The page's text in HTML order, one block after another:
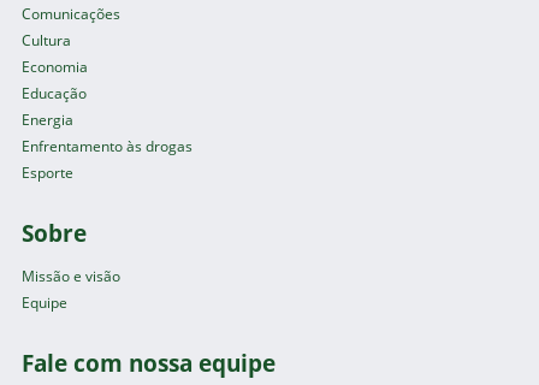
Comunicações
Cultura
Economia
Educação
Energia
Enfrentamento às drogas
Esporte
Sobre
Missão e visão
Equipe
Fale com nossa equipe